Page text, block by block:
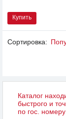
Купить
Сортировка:
Каталог
быстрого и
по гос.